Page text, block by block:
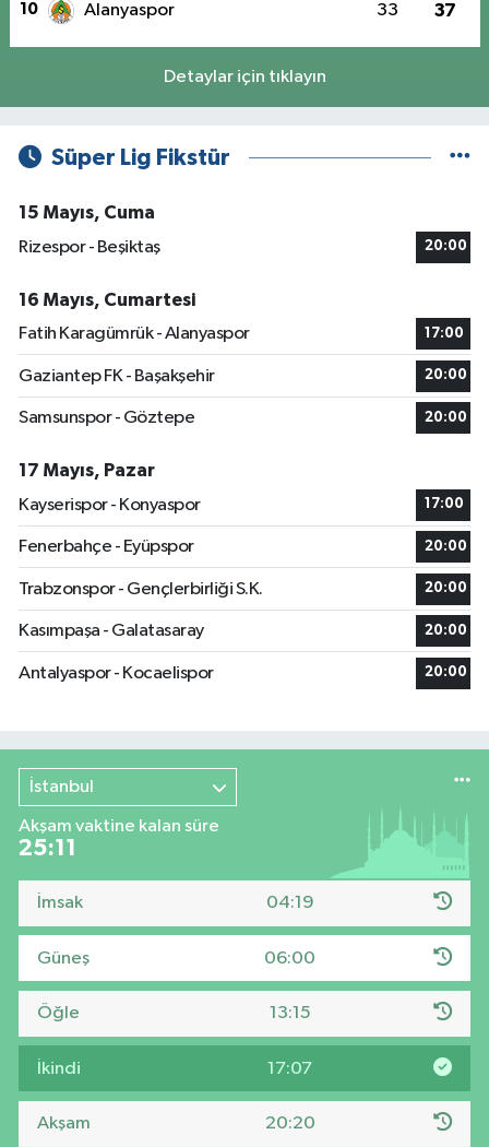
10 Alanyaspor 33 37
Detaylar için tıklayın
Süper Lig Fikstür
15 Mayıs, Cuma
Rizespor - Beşiktaş
20:00
16 Mayıs, Cumartesi
Fatih Karagümrük - Alanyaspor
17:00
Gaziantep FK - Başakşehir 20:00
Samsunspor - Göztepe 20:00
17 Mayıs, Pazar
Kayserispor - Konyaspor
17:00
Fenerbahçe - Eyüpspor 20:00
Trabzonspor - Gençlerbirliği S.K. 20:00
Kasımpaşa - Galatasaray 20:00
Antalyaspor - Kocaelispor 20:00
İstanbul
Akşam vaktine kalan süre
25:11
İmsak 04:19
Güneş 06:00
Öğle 13:15
İkindi 17:07
Akşam 20:20